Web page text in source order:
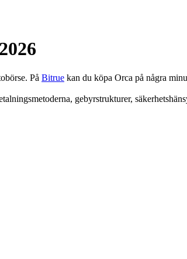
På Bitrue kan du köpa Orca på några
gebyrstrukturer,